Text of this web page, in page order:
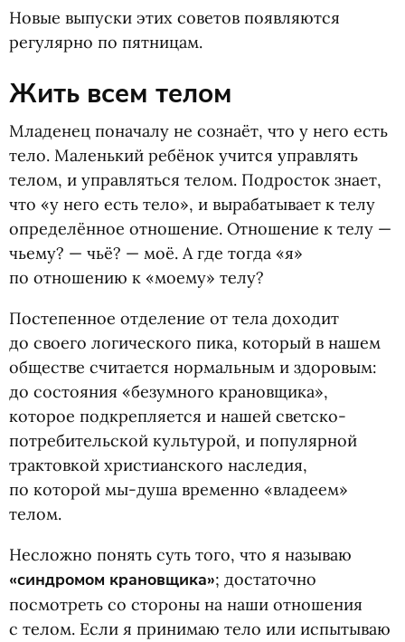
Новые выпуски этих советов появляются
регулярно по пятницам.
Жить всем телом
Младенец поначалу не сознаёт, что у него есть
тело. Маленький ребёнок учится управлять
телом, и управляться телом. Подросток знает,
что «у него есть тело», и вырабатывает к телу
определённое отношение. Отношение к телу —
чьему? — чьё? — моё. А где тогда «я»
по отношению к «моему» телу?
Постепенное отделение от тела доходит
до своего логического пика, который в нашем
обществе считается нормальным и здоровым:
до состояния «безумного крановщика»,
которое подкрепляется и нашей светско-
потребительской культурой, и популярной
трактовкой христианского наследия,
по которой мы-душа временно «владеем»
телом.
Несложно понять суть того, что я называю
«синдромом крановщика»; достаточно
посмотреть со стороны на наши отношения
с телом. Если я принимаю тело или испытываю